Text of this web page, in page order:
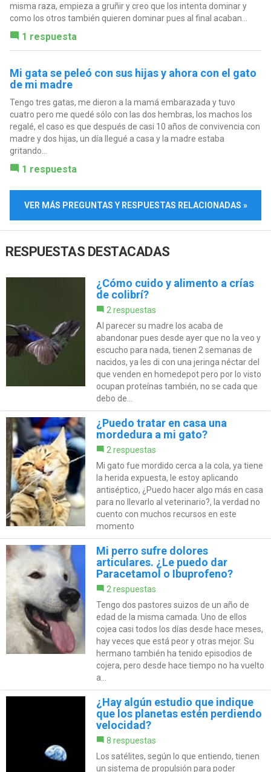
misma raza, empieza a gruñir y creo que los intenta dominar y
como los otros también quieren dominar pues al final acaban...
1 respuesta
Mi gata se peleó con sus hijas y ahora con el gato
de mi madre
Tengo tres gatas, me dieron a la mamá embarazada y tuvo
cuatro pero me quedé sólo con las dos hembras, los machos los
regalé, el caso es que después de casi 10 años de convivencia con
madre y dos hijas, un día llegué a casa y la madre estaba
gritando...
1 respuesta
VER MÁS PREGUNTAS Y RESPUESTAS RELACIONADAS »
RESPUESTAS DESTACADAS
¿Cómo cuido y alimento a crías
de colibrí?
2 respuestas
Al parecer su madre los acaba de
abandonar pues desde ayer que no la veo y
escucho para nada, tienen 2 semanas de
nacidos, ya les di con una jeringa néctar del
que venden en homedepot pero por lo visto
ocupan proteínas también, no se cada que
debo de...
¿Puedo tratar en casa una
mordedura a mi gato?
2 respuestas
Mi gato fue mordido cerca a la cola, ya tiene
la herida expuesta, le estoy aplicando
antiséptico, ¿Puedo hacer algo más en casa
para no llevarlo al veterinario?, la verdad no
cuento con muchos recursos en este
momento
Mi perro sufre dolores
articulares. ¿Le puedo dar
Paracetamol o Ibuprofeno?
2 respuestas
Tengo dos pastores suizos de un año de
edad de la misma camada. Uno de ellos
cojea casi todos los días desde hace meses,
hay veces que está peor y otras mejor. Su
hermano también ha tenido episodios de
cojera, pero desde hace tiempo no ha vuelto
a...
¿Hay algún estudio que indique
que los planetas estén perdiendo
velocidad?
8 respuestas
Los satélites, según lo que entiendo, tienen
un sistema de propulsión para poder